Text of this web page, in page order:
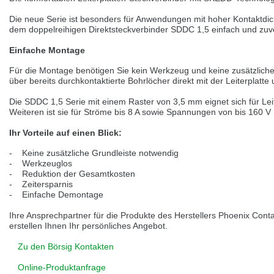
selected one. This website is also available in German. Would you like to
switch to the German version?
Switch to German version Stay on this version
angezeigte bevorzugt. Diese Webseite ist auch auf Deutsch verfügbar.
Möchten Sie zur Deutschen Version wechseln?
Zur deutschen Version wechseln Auf dieser Version bleiben
We have detected, that your browser prefers another language than the
selected one. This website is also available in Czech. Would you like to
Switch to Czech version
Zdá se, že Váš prohlížeč je v jiném jazyce, než jaký je momentálně používán.
Přepnout na českou verzi Zůstaňte v této verzi
Váš prohlížeč se zdá být v jiném jazyce, než je právě používaný jazyk. Tato
Die neue Serie ist besonders für Anwendungen mit hoher
dem doppelreihigen Direktsteckverbinder SDDC 1,5 einfach und
Einfache Montage
Für die Montage benötigen Sie kein Werkzeug und keine
über bereits durchkontaktierte Bohrlöcher direkt mit der Leiterplatte
Die SDDC 1,5 Serie mit einem Raster von 3,5 mm eignet sich für
Weiteren ist sie für Ströme bis 8 A sowie Spannungen von bis 160
Ihr Vorteile auf einen Blick:
- Keine zusätzliche Grundleiste notwendig
- Werkzeuglos
- Reduktion der Gesamtkosten
- Zeitersparnis
- Einfache Demontage
Ihre Ansprechpartner für die Produkte des Herstellers Phoenix
erstellen Ihnen Ihr persönliches Angebot.
Zu den Börsig Kontakten
Online-Produktanfrage